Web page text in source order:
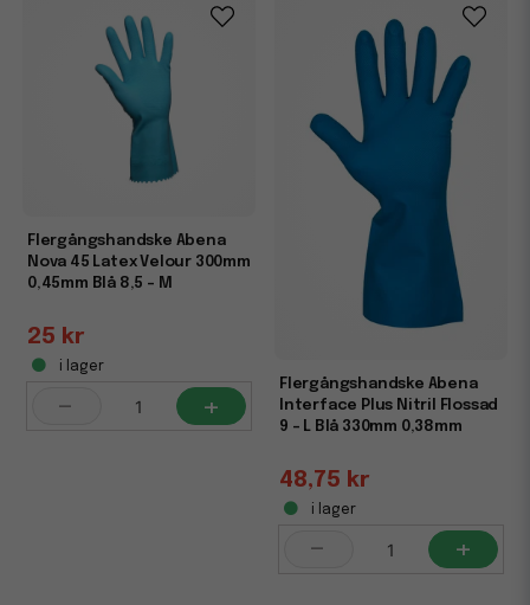
Flergångshandske Abena
Nova 45 Latex Velour 300mm
0,45mm Blå 8,5 - M
25 kr
i lager
- +
Flergångshandske Abena
Interface Plus Nitril Flossad
9 - L Blå 330mm 0,38mm
48,75 kr
i lager
- +